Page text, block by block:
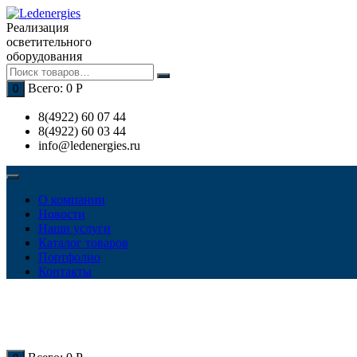
Перейти
к
содержимому
Реализация
осветительного
оборудования
0 Всего: 0 Р
8(4922) 60 07 44
8(4922) 60 03 44
info@ledenergies.ru
О компании
Новости
Наши услуги
Каталог товаров
Портфолио
Контакты